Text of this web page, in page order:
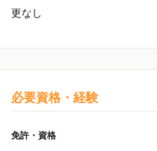
更なし
必要資格・経験
免許・資格